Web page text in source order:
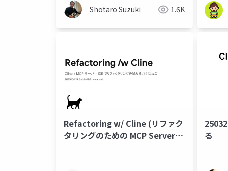
Shotaro Suzuki 1.6K
Refactoring w/ Cline (リファク
タリングのための MCP Server
る